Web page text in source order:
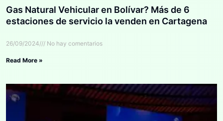
Gas Natural Vehicular en Bolívar? Más de 6
estaciones de servicio la venden en Cartagena
26/09/2024 No hay comentarios
Read More »